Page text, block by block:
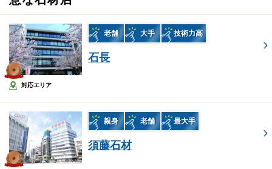
老舗 大手 技術力高
石長
対応エリア
親身 老舗 最大手
須藤石材